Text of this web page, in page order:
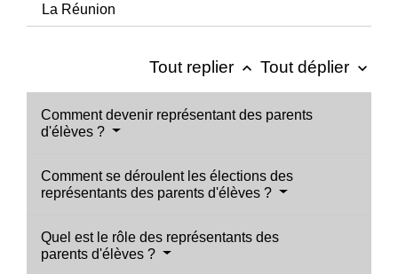
La Réunion
Tout replier keyboard_arrow_up Tout déplier keyboard_arrow_down
Comment devenir représentant des parents
d'élèves ?
Comment se déroulent les élections des
représentants des parents d'élèves ?
Quel est le rôle des représentants des
parents d'élèves ?